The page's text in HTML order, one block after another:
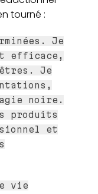
tourné :
Je
efficace,
Je
noire.
produits
et
vie